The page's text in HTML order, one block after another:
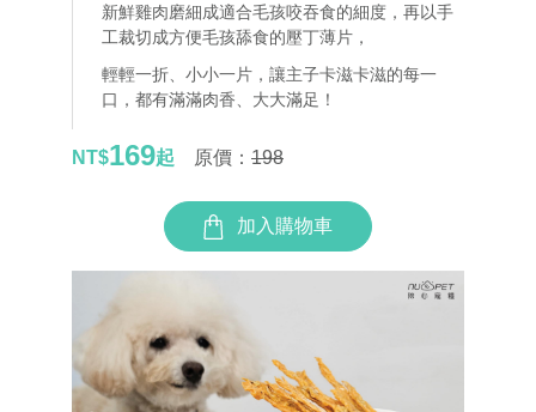
新鮮雞肉磨細成適合毛孩咬吞食的細度，再以手
工裁切成方便毛孩舔食的壓丁薄片 ，
輕輕一折、小小一片，讓主子卡滋卡滋的每一
口，都有滿滿肉香、大大滿足！
NT$169起 原價： 198
加入購物車